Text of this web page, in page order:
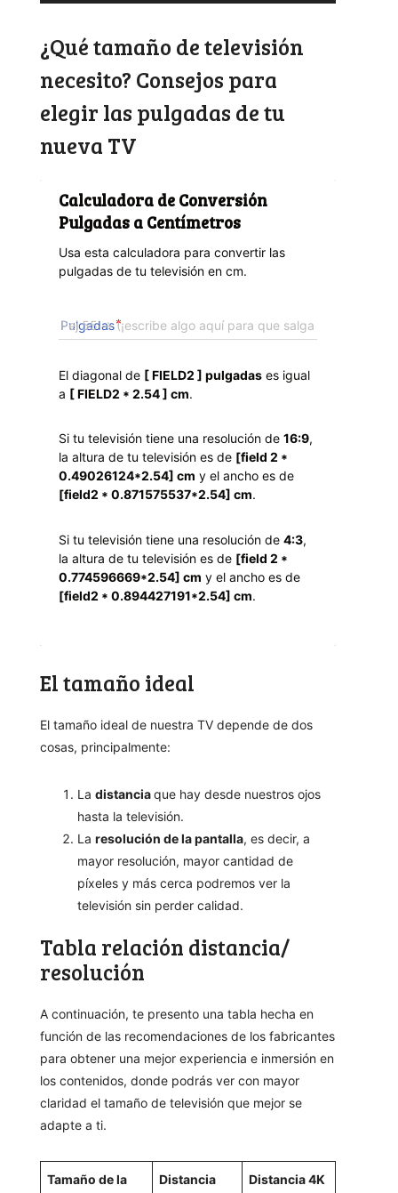
¿Qué tamaño de televisión
necesito? Consejos para
elegir las pulgadas de tu
nueva TV
Calculadora de Conversión
Pulgadas a Centímetros
Usa esta calculadora para convertir las
pulgadas de tu televisión en cm.
Pulgadas
El diagonal de [ FIELD2 ] pulgadas es igual
a [ FIELD2 * 2.54 ] cm.
Si tu televisión tiene una resolución de 16:9,
la altura de tu televisión es de [field 2 *
0.49026124*2.54] cm
[field2 * 0.871575537*2.54] cm.
Si tu televisión tiene una resolución de 4:3,
la altura de tu televisión es de [field 2 *
0.774596669*2.54] cm
[field2 * 0.894427191*2.54] cm.
El tamaño ideal
El tamaño ideal de nuestra TV depende de dos
cosas, principalmente:
La distanciaque hay desde nuestros ojos
hasta la televisión.
La resolución de la pantalla, es decir, a
mayor resolución, mayor cantidad de
píxeles y más cerca podremos ver la
televisión sin perder calidad.
Tabla relación distancia/
resolución
A continuación, te presento una tabla hecha en
función de las recomendaciones de los fabricantes
para obtener una mejor experiencia e inmersión en
los contenidos, donde podrás ver con mayor
claridad el tamaño de televisión que mejor se
adapte a ti.
Tamaño de la Distancia Distancia 4K